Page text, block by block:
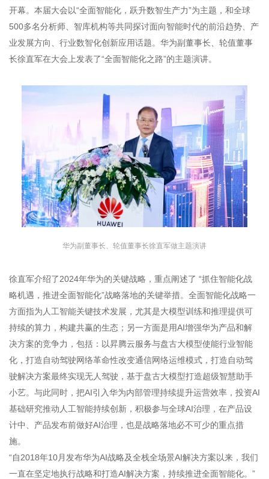
开幕。本届大会以“全面智能化，跃升数智生产力”为主题，和全球
500多名分析师、智库机构等共同探讨面向智能时代的前沿趋势、产
业发展方向、行业数智化创新应用话题。华为副董事长、轮值董事
长徐直军在大会上发表了“全面智能化之路”的主题演讲。
华为副董事长、轮值董事长徐直军做主题演讲
徐直军介绍了2024年华为的关键战略，重点阐述了 “抓住智能化战
略机遇，推进全面智能化”战略落地的关键举措。全面智能化战略一
方面指为人工智能关键技术发展，尤其是大模型训练和推理提供可
持续的算力，构建共赢的生态；另一方面是用AI增强华为产品和解
决方案的竞争力，包括：以昇腾云服务与盘古大模型使能行业智能
化，打造自动驾驶网络革命性改变通信网络运维模式，打造自动驾
驶解决方案最终实现无人驾驶，基于盘古大模型打造超级智慧助手
小艺。与此同时，把AI引入华为内部管理持续提升运营效率，投资AI
基础研究推动人工智能持续创新，积极参与全球AI治理，在产品设
计中、产品发布前做好AI治理，也是战略落地必不可少的重点措
施。
“自2018年10月发布华为AI战略及全栈全场景AI解决方案以来，我们
一直在坚定地执行战略和打造AI解决方案，持续推进全面智能化。”